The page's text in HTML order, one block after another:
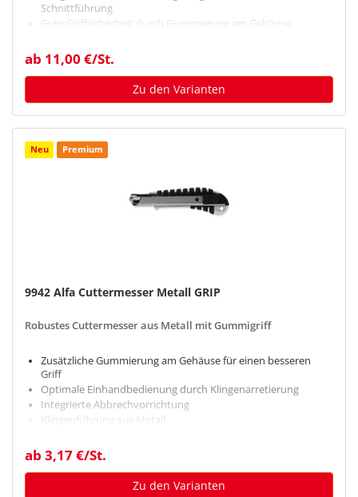
Schnittführung
Gute Griffsicherheit durch Gummierung am Gehäuse
Klappmechanismus
ab 11,00 €/St.
Zu den Varianten
Neu Premium
9942 Alfa Cuttermesser Metall GRIP
Robustes Cuttermesser aus Metall mit Gummigriff
Zusätzliche Gummierung am Gehäuse für einen besseren
Griff
Optimale Einhandbedienung durch Klingenarretierung
Integrierte Abbrechvorrichtung
Klingenführung aus Metall
ab 3,17 €/St.
Zu den Varianten